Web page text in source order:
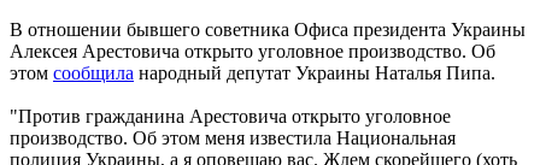
В отношении бывшего советника Офиса президента Украины
Алексея Арестовича открыто уголовное производство. Об
этом сообщила народный депутат Украины Наталья Пипа.
"Против гражданина Арестовича открыто уголовное
производство. Об этом меня известила Национальная
полиция Украины, а я оповещаю вас. Ждем скорейшего (хоть